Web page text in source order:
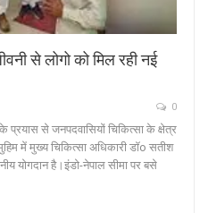
से लोगो को मिल रही नई
0
से जनपदवासियों चिकित्सा के क्षेत्र
में मुख्य चिकित्सा अधिकारी डॉo सतीश
योगदान है।इंडो-नेपाल सीमा पर बसे